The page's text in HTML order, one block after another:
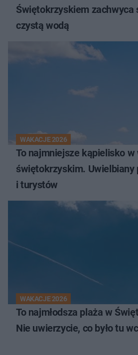
Świętokrzyskiem zachwyca
czystą wodą
WAKACJE 2026
To najmniejsze kąpielisko
świętokrzyskim. Uwielbiany
i turystów
WAKACJE 2026
To najmłodsza plaża w
Nie uwierzycie, co było tu